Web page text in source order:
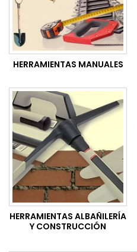
HERRAMIENTAS MANUALES
HERRAMIENTAS ALBAÑILERÍA
Y CONSTRUCCIÓN